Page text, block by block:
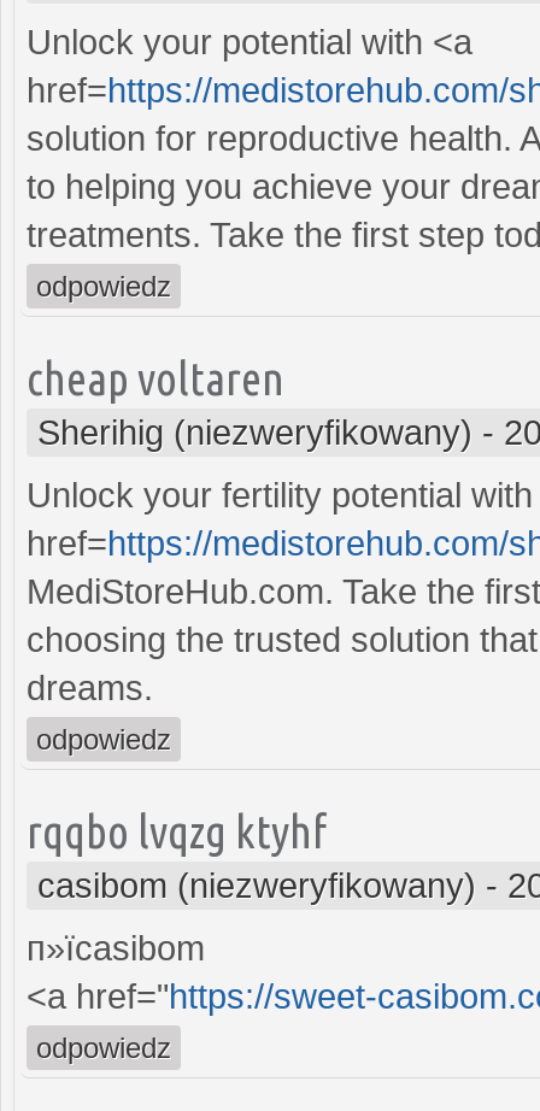
Unlock your potential with <a
href=https://medistorehub.com/
solution for reproductive health.
to helping you achieve your
treatments. Take the first step
odpowiedz
cheap voltaren
Sherihig (niezweryfikowany) -
Unlock your fertility potential
href=https://medistorehub.com/
MediStoreHub.com. Take the
choosing the trusted solution
dreams.
odpowiedz
rqqbo lvqzg ktyhf
casibom (niezweryfikowany) -
п»їcasibom
<a href="https://sweet-
odpowiedz